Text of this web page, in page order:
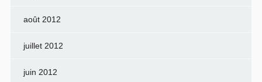
août 2012
juillet 2012
juin 2012